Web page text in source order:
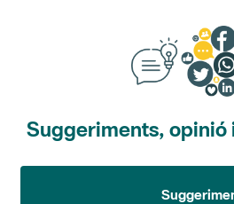
Suggeriments, opinió